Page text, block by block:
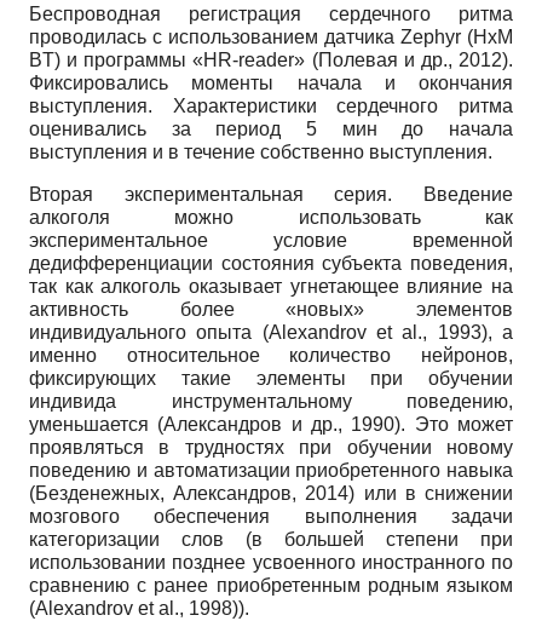
Беспроводная регистрация сердечного ритма
проводилась с использованием датчика Zephyr (HxM
BT) и программы «HR-reader» (Полевая и др., 2012).
Фиксировались моменты начала и окончания
выступления. Характеристики сердечного ритма
оценивались за период 5 мин до начала
выступления и в течение собственно выступления.
Вторая экспериментальная серия. Введение
алкоголя можно использовать как
экспериментальное условие временной
дедифференциации состояния субъекта поведения,
так как алкоголь оказывает угнетающее влияние на
активность более «новых» элементов
индивидуального опыта (Alexandrov et al., 1993), а
именно относительное количество нейронов,
фиксирующих такие элементы при обучении
индивида инструментальному поведению,
уменьшается (Александров и др., 1990). Это может
проявляться в трудностях при обучении новому
поведению и автоматизации приобретенного навыка
(Безденежных, Александров, 2014) или в снижении
мозгового обеспечения выполнения задачи
категоризации слов (в большей степени при
использовании позднее усвоенного иностранного по
сравнению с ранее приобретенным родным языком
(Alexandrov et al., 1998)).